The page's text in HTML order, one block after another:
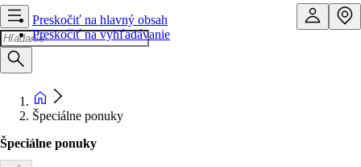
Preskočiť na hlavný obsah
Preskočiť na vyhľadávanie
Špeciálne ponuky
Špeciálne ponuky